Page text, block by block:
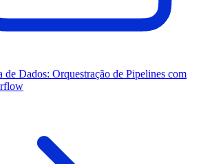
de Dados: Orquestração de Pipelines com